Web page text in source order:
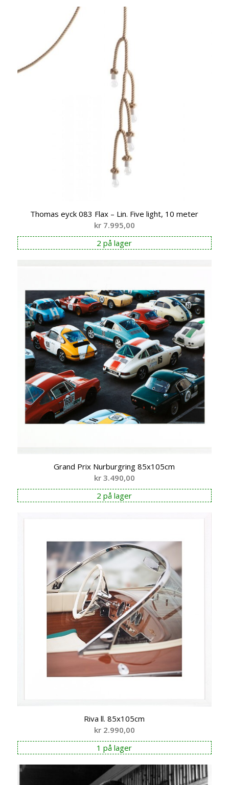
Thomas eyck 083 Flax – Lin. Five light, 10 meter
kr7.995,00
2 på lager
Grand Prix Nurburgring 85x105cm
kr3.490,00
2 på lager
Riva ll. 85x105cm
kr2.990,00
1 på lager